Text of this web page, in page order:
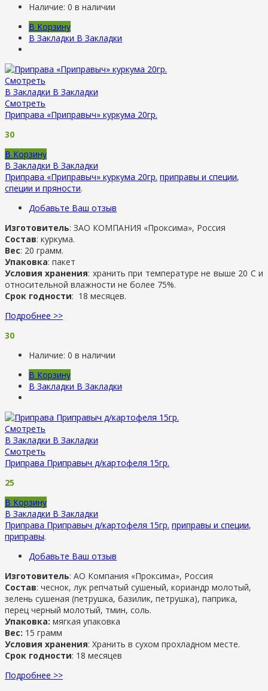
Наличие: 0 в наличии
В Корзину
В Закладки В Закладки
Смотреть
В Закладки В Закладки
Смотреть
Приправа «Приправыч» куркума 20гр.
30
В Корзину
В Закладки В Закладки
Приправа «Приправыч» куркума 20гр. приправы и специи,
специи и пряности.
Добавьте Ваш отзыв
Изготовитель: ЗАО КОМПАНИЯ «Проксима», Россия
Состав: куркума.
Вес: 20 грамм.
Упаковка: пакет
Условия хранения: хранить при температуре не выше 20 С и
относительной влажности не более 75%.
Срок годности: 18 месяцев.
Подробнее >>
30
Наличие: 0 в наличии
В Корзину
В Закладки В Закладки
Смотреть
В Закладки В Закладки
Смотреть
Приправа Приправыч д/картофеля 15гр.
25
В Корзину
В Закладки В Закладки
Приправа Приправыч д/картофеля 15гр. приправы и специи,
приправы.
Добавьте Ваш отзыв
Изготовитель: АО Компания «Проксима», Россия
Состав: чеснок, лук репчатый сушеный, кориандр молотый,
зелень сушеная (петрушка, базилик, петрушка), паприка,
перец черный молотый, тмин, соль.
Упаковка: мягкая упаковка
Вес: 15 грамм
Условия хранения: Хранить в сухом прохладном месте.
Срок годности: 18 месяцев
Подробнее >>